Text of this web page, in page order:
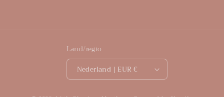
Land/regio
Nederland | EUR €